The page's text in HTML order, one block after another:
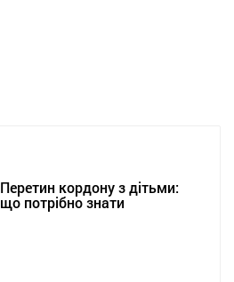
Перетин кордону з дітьми:
що потрібно знати